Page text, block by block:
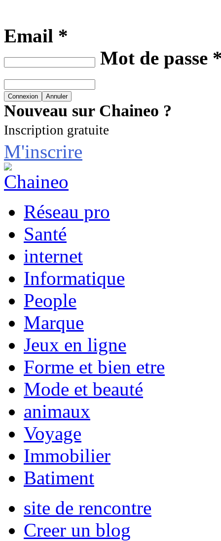
Email *
Mot de passe
Nouveau sur Chaineo ?
Inscription gratuite
M'inscrire
Réseau pro
Santé
internet
Informatique
People
Marque
Jeux en ligne
Forme et bien etre
Mode et beauté
animaux
Voyage
Immobilier
Batiment
site de rencontre
Creer un blog